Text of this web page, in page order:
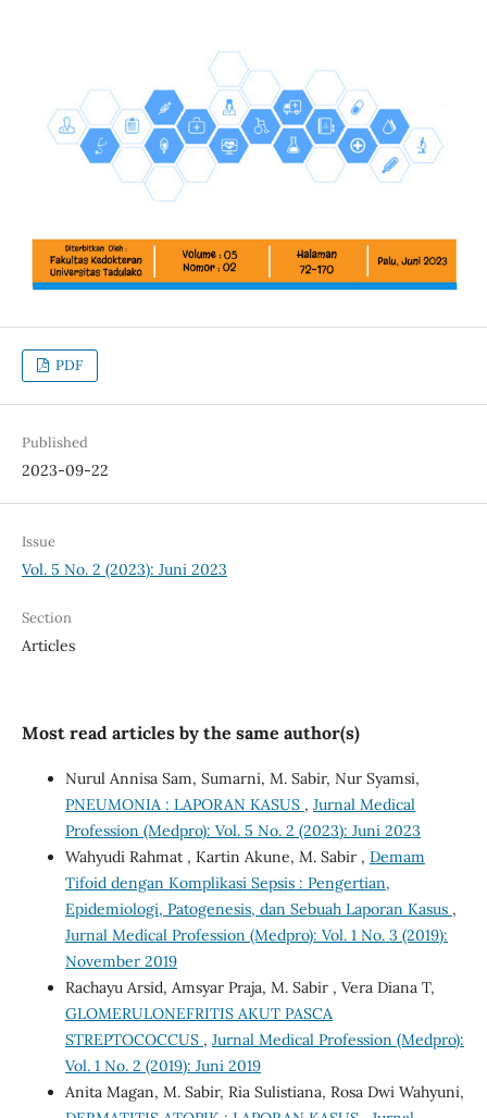
PDF
Published
2023-09-22
Issue
Vol. 5 No. 2 (2023): Juni 2023
Section
Articles
Most read articles by the same author(s)
Nurul Annisa Sam, Sumarni, M. Sabir, Nur Syamsi,
PNEUMONIA : LAPORAN KASUS , Jurnal Medical
Profession (Medpro): Vol. 5 No. 2 (2023): Juni 2023
Wahyudi Rahmat , Kartin Akune, M. Sabir , Demam
Tifoid dengan Komplikasi Sepsis : Pengertian,
Epidemiologi, Patogenesis, dan Sebuah Laporan Kasus ,
Jurnal Medical Profession (Medpro): Vol. 1 No. 3 (2019):
November 2019
Rachayu Arsid, Amsyar Praja, M. Sabir , Vera Diana T,
GLOMERULONEFRITIS AKUT PASCA
STREPTOCOCCUS , Jurnal Medical Profession (Medpro):
Vol. 1 No. 2 (2019): Juni 2019
Anita Magan, M. Sabir, Ria Sulistiana, Rosa Dwi Wahyuni,